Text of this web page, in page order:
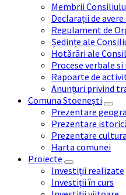
Membrii
Declarații de
Regulament de
Ședințe ale
Hotărâri ale
Procese verbale
Rapoarte de
Anunțuri privind
Comuna Stoenești
Prezentare
Prezentare
Prezentare
Harta comunei
Proiecte
Investiții realizate
Investiții în curs